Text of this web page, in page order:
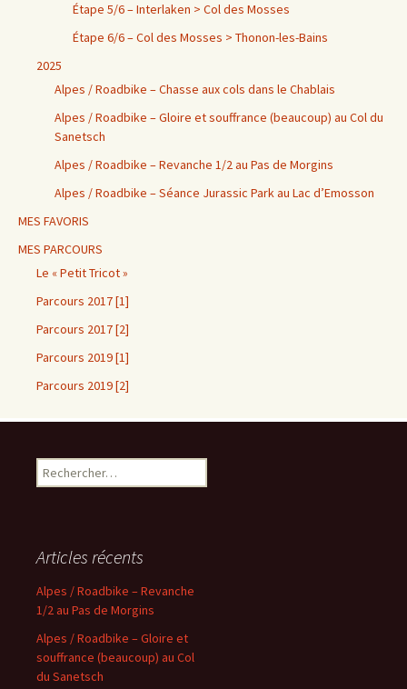
Étape 5/6 – Interlaken > Col des Mosses
Étape 6/6 – Col des Mosses > Thonon-les-Bains
2025
Alpes / Roadbike – Chasse aux cols dans le Chablais
Alpes / Roadbike – Gloire et souffrance (beaucoup) au Col du
Sanetsch
Alpes / Roadbike – Revanche 1/2 au Pas de Morgins
Alpes / Roadbike – Séance Jurassic Park au Lac d’Emosson
MES FAVORIS
MES PARCOURS
Le « Petit Tricot »
Parcours 2017 [1]
Parcours 2017 [2]
Parcours 2019 [1]
Parcours 2019 [2]
Rechercher :
Articles récents
Alpes / Roadbike – Revanche
1/2 au Pas de Morgins
Alpes / Roadbike – Gloire et
souffrance (beaucoup) au Col
du Sanetsch